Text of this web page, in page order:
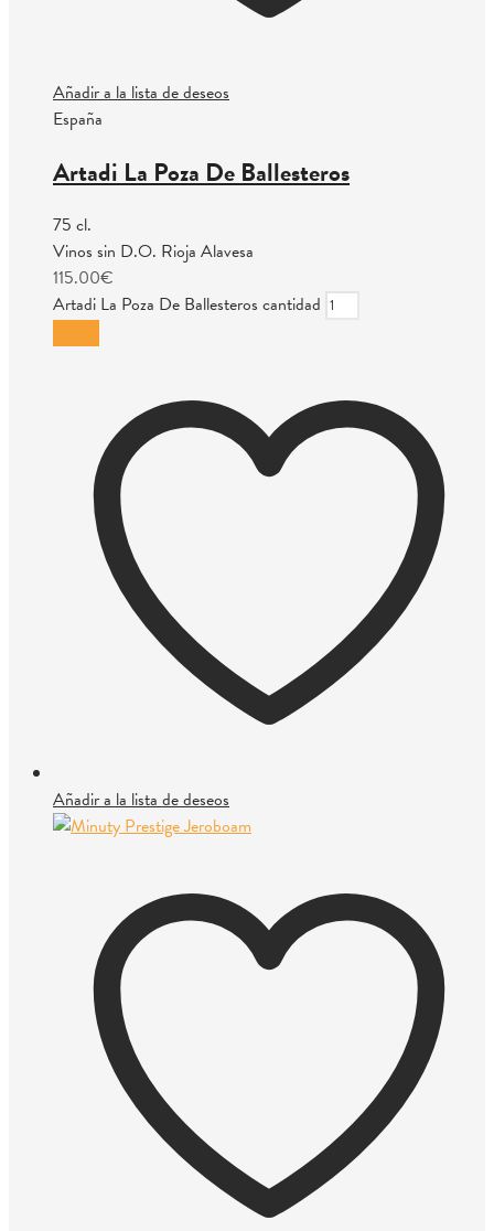
Añadir a la lista de deseos
España
Artadi La Poza De Ballesteros
75 cl.
Vinos sin D.O. Rioja Alavesa
115.00€
Artadi La Poza De Ballesteros cantidad
Añadir a la lista de deseos